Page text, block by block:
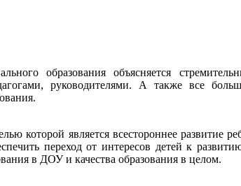
образования объясняется
руководителями. А также все
которой является всестороннее развитие
переход от интересов детей к
в ДОУ и качества образования в целом.